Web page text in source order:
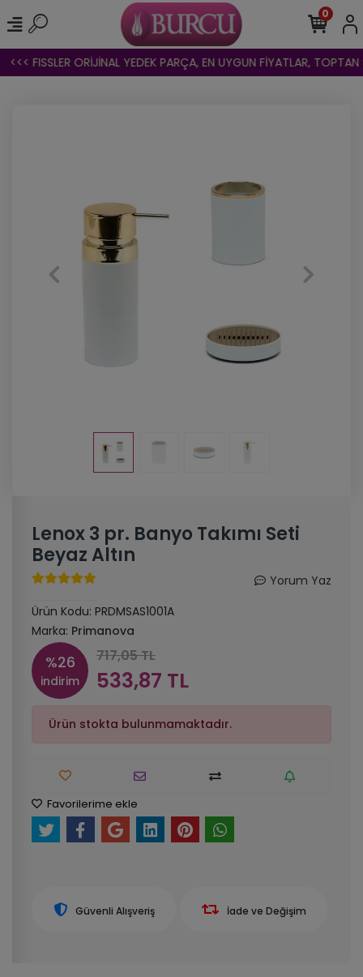
<<< FISSLER ORİJİNAL YEDEK PARÇA, EN UYGUN FİYATLAR, TOPTAN
0
Lenox 3 pr. Banyo Takımı Seti
Beyaz Altın
Yorum Yaz
Ürün Kodu: PRDMSAS1001A
Marka: Primanova
%26
indirim
717,05 TL
533,87 TL
Ürün stokta bulunmamaktadır.
Favorilerime ekle
Güvenli Alışveriş İade ve Değişim